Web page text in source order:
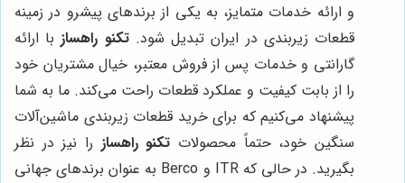
و ارائه خدمات متمایز، به یکی از برندهای پیشرو در زمینه
قطعات زیربندی در ایران تبدیل شود.تکنو راهسازبا ارائه
گارانتی و خدمات پس از فروش معتبر، خیال مشتریان خود
را از بابت کیفیت و عملکرد قطعات راحت می‌کند. ما به شما
پیشنهاد می‌کنیم که برای خرید قطعات زیربندی ماشین‌آلات
سنگین خود، حتماً محصولات تکنو راهساز را نیز در نظر
بگیرید. در حالی که ITR و Berco به عنوان برندهای جهانی